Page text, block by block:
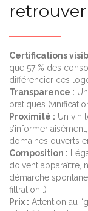
retrouver
Certifications
que 57 % des
différencier ces
Transparence :
pratiques
Proximité : Un vin
s’informer
domaines ouverts
Composition :
doivent apparaître,
démarche
filtration…)
Prix : Attention au